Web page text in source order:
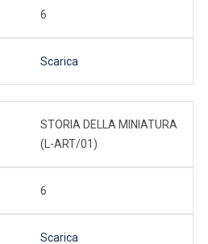
6
Scarica
STORIA DELLA MINIATURA
(L-ART/01)
6
Scarica